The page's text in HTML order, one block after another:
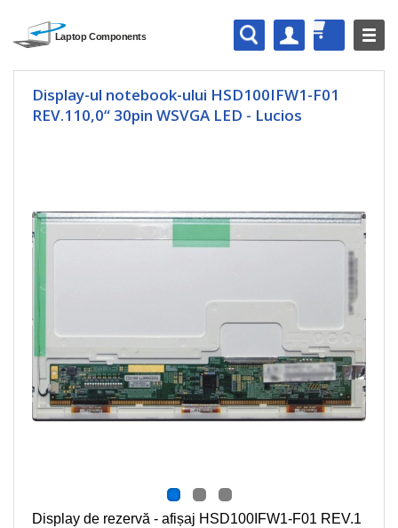
Display-ul notebook-ului HSD100IFW1-F01
REV.110,0“ 30pin WSVGA LED - Lucios
Display de rezervă - afișaj HSD100IFW1-F01 REV.1